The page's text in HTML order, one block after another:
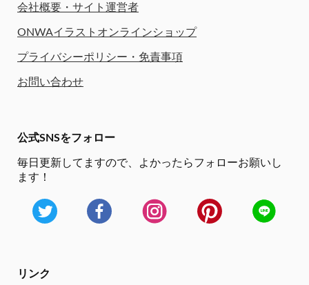
会社概要・サイト運営者
ONWAイラストオンラインショップ
プライバシーポリシー・免責事項
お問い合わせ
公式SNSをフォロー
毎日更新してますので、
よかったらフォローお願いし
ます！
リンク